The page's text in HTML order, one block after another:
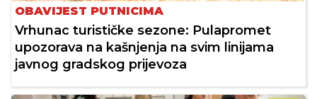
OBAVIJEST PUTNICIMA
Vrhunac turističke sezone: Pulapromet
upozorava na kašnjenja na svim linijama
javnog gradskog prijevoza